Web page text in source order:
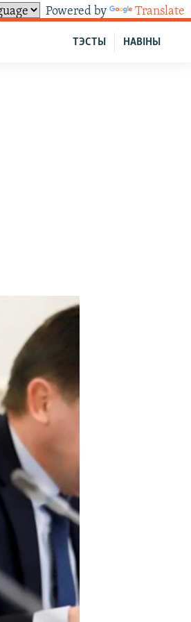
Powered by Translate
НАВІНЫ
ТЭСТЫ